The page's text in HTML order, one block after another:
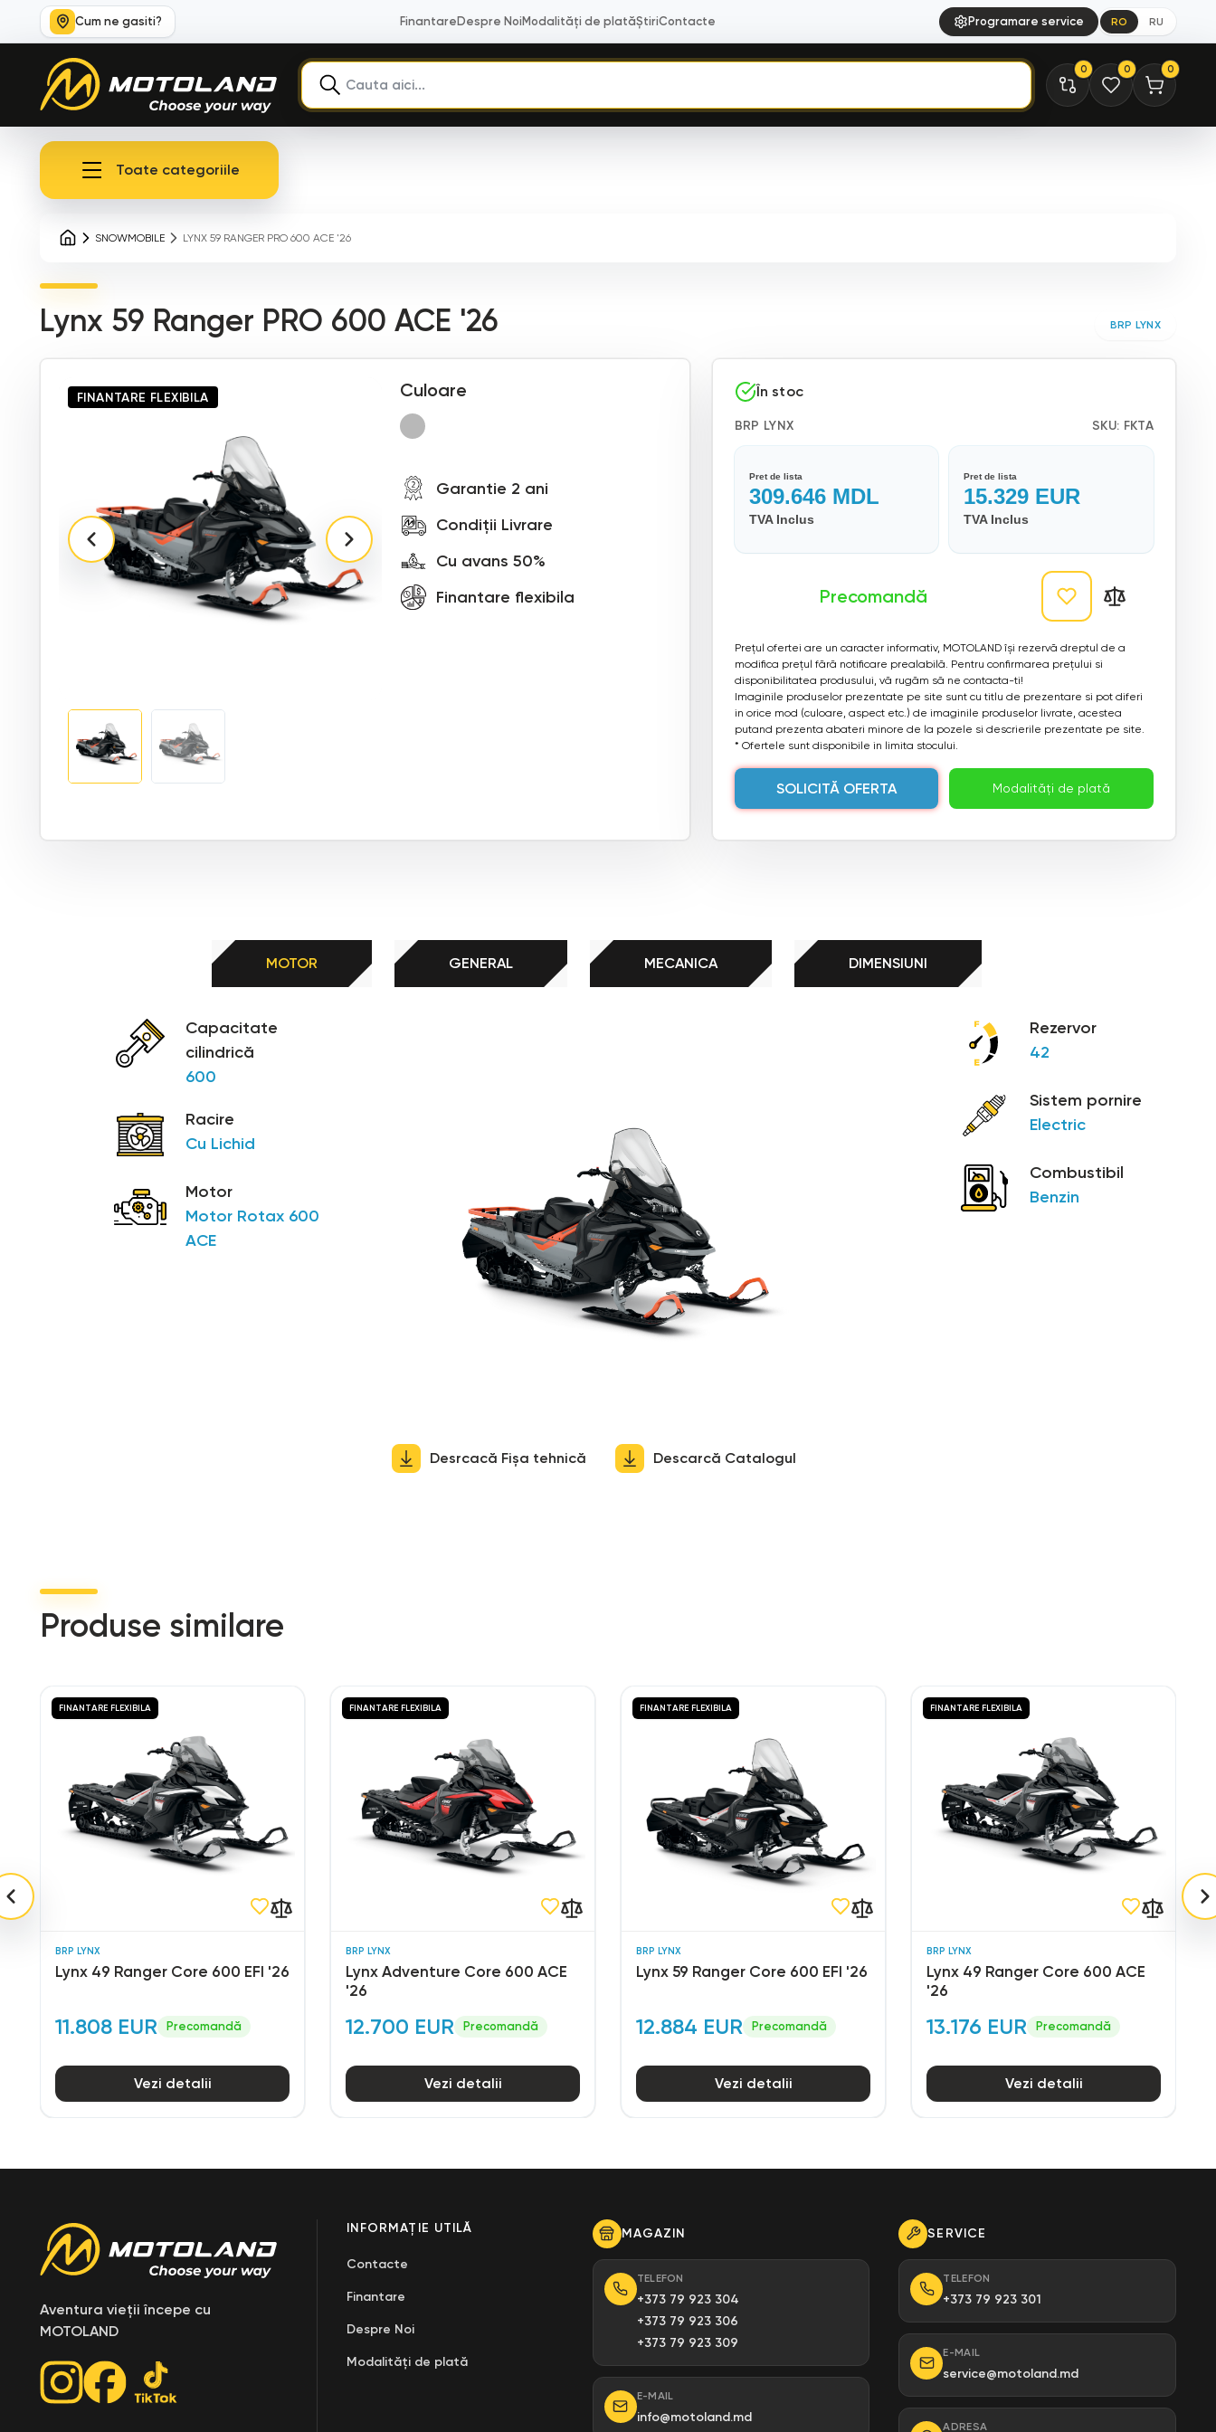
Cum ne gasiti? Finantare Despre Noi Modalități de platăȘtiriContacte Programare service RO RU
0 0 0
Toate categoriile
SNOWMOBILE LYNX 59 RANGER PRO 600 ACE '26
Lynx 59 Ranger PRO 600 ACE '26 BRP LYNX
FINANTARE FLEXIBILA Culoare
Garantie 2 ani
Condiții Livrare
Cu avans 50%
Finantare flexibila
În stoc
BRP LYNX SKU: FKTA
Pret de lista
309.646MDL
TVA Inclus
Pret de lista
15.329 EUR
TVA Inclus
Precomandă
Prețul ofertei are un caracter informativ, MOTOLAND își rezervă dreptul de a
modifica prețul fără notificare prealabilă. Pentru confirmarea prețului si
disponibilitatea produsului, vă rugăm să ne contacta-ti!
Imaginile produselor prezentate pe site sunt cu titlu de prezentare si pot diferi
in orice mod (culoare, aspect etc.) de imaginile produselor livrate, acestea
putand prezenta abateri minore de la pozele si descrierile prezentate pe site.
* Ofertele sunt disponibile in limita stocului.
SOLICITĂ OFERTA Modalități de plată
MOTOR GENERAL MECANICA DIMENSIUNI
Capacitate
cilindrică
600
Racire
Cu Lichid
Motor
Motor Rotax 600
ACE
Rezervor
42
Sistem pornire
Electric
Combustibil
Benzin
Desrcacă Fișa tehnică Descarcă Catalogul
Produse similare
BRP LYNX
Lynx 49 Ranger Core 600 EFI '26
11.808 EUR Precomandă
FINANTARE FLEXIBILA
Vezi detalii
BRP LYNX
Lynx Adventure Core 600 ACE
'26
12.700 EUR Precomandă
FINANTARE FLEXIBILA
Vezi detalii
BRP LYNX
Lynx 59 Ranger Core 600 EFI '26
12.884 EUR Precomandă
FINANTARE FLEXIBILA
Vezi detalii
BRP LYNX
Lynx 49 Ranger Core 600 ACE
'26
13.176 EUR Precomandă
FINANTARE FLEXIBILA
Vezi detalii
Aventura vieții începe cu
MOTOLAND
INFORMAȚIE UTILĂ
Contacte
Finantare
Despre Noi
Modalități de plată
MAGAZIN
TELEFON
+373 79 923 304
+373 79 923 306
+373 79 923 309
E-MAIL
info@motoland.md
SERVICE
TELEFON
+373 79 923 301
E-MAIL
service@motoland.md
ADRESA